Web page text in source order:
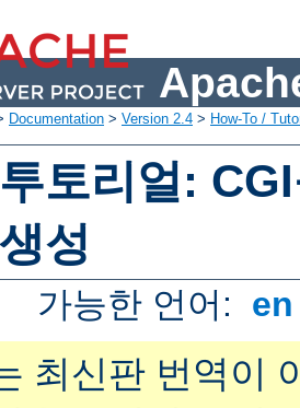
Documentation > Version 2.4 > How-To /
토리얼:
성
가능한 언어:
최신판 번역이